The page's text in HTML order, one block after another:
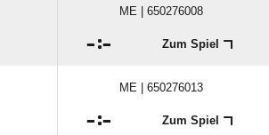
ME | 650276008
: Zum Spiel
ME | 650276013
: Zum Spiel